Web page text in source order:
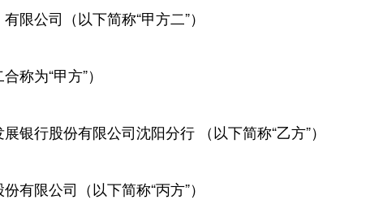
限公司（以下简称“甲方二”）
称为“甲方”）
银行股份有限公司沈阳分行 （以下简称“乙方”）
有限公司（以下简称“丙方”）